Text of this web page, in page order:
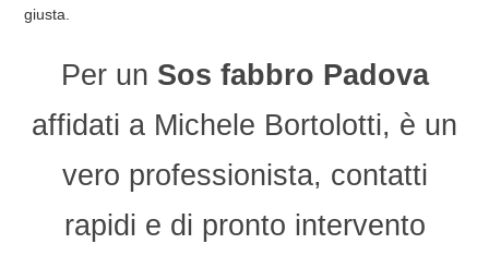
giusta.
Per un Sos fabbro Padova
affidati a Michele Bortolotti, è un
vero professionista, contatti
rapidi e di pronto intervento